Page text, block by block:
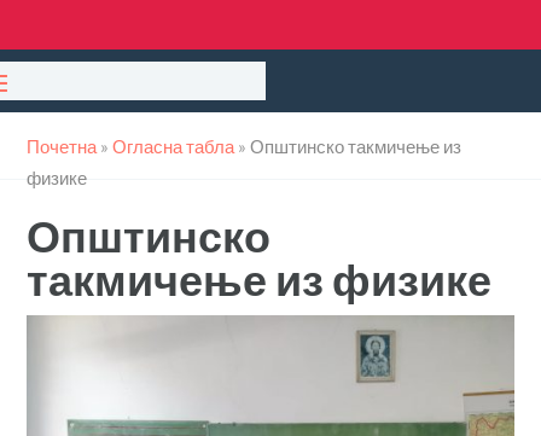
Почетна »Огласна табла »Општинско такмичење из
физике
Општинско
такмичење из физике